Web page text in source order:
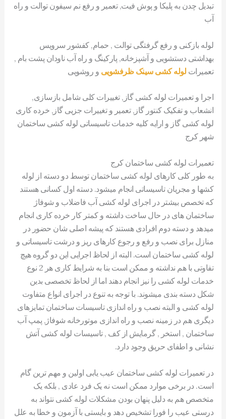
تبدیل چدن به پلیکا و پوش فیت, تعمیر و رفع نم سیفون توالت و راه
آب
لوله بازکنی و رفع گرفتگی توالت , حمام, کفشور سرویس
بهداشتی دستشویی و آشپزخانه, پارکینگ و راه آب ناودان پشت بام ,
تعمیرات لوله کشی سینک ظرفشویی و روشویی
اجرا و تعمیرات لوله کشی گاز, تغییرات کلی شامل بازسازی,
انشعاب و تفکیک کنتور گاز, تعمیر و تغییرات جزیی گاز, خرده کاری
لوله کشی گاز و ارایه کلیه خدمات تاسیساتی لوله کشی ساختمان
شهر کرج
تعمیرات لوله کشی ساختمان کرج
به طور کلی کارهای لوله کشی ساختمان توسط دو دسته از لوله
کشها و مجریان تاسیساتی انجام میشود. دسته اول کسانی هستند
که تخصص بیشتر در اجرای لوله کشی آب فاضلاب و شوفاژ
ساختمان های در حال ساخت داشته و کمتر کار خرده کاری انجام
میدهد و دسته دوم افرادی هستند که پیشه اصلی شان حضور در
منازل برای نصب و رفع و رجوع کارهای ریز و درشت تاسیساتی و
لوله کشی ساختمان است. البته از لحاظ اجرایی این دو گروه هیچ
تفاوتی با هم نداشته و ممکن است بنا به شرایط کاری هر 2 نوع
خدمات لوله کشی را نیز انجام دهند اما از لحاظ تخصصی بدین
شکل دسته بندی میشوند. با توجه به تنوع در اجرای انواع متفاوت
لوله کشی و البته نصب و راه اندازی تاسیسات ساختمان تمایزهای
دیگری هم در زمینه نصب و راه اندازی موتورخانه شوفاژ, پمپ آب
ساختمان , استخر , گرمایش از کف , تاسیسات لوله کشی آتش
نشانی و اطفای حریق وجود دارد.
در تعمیرات لوله کشی ساختمان عیب یابی اولین و مهم ترین گام
است. در برخی موارد ممکن است نه یک فرد عادی , بلکه یک
متخصص هم به دلیل پنهان بودن مشکلات لوله کشی نتواند به
درستی عیب را فورا تشخیص دهد و بایستی با آزمون و خطا به علل